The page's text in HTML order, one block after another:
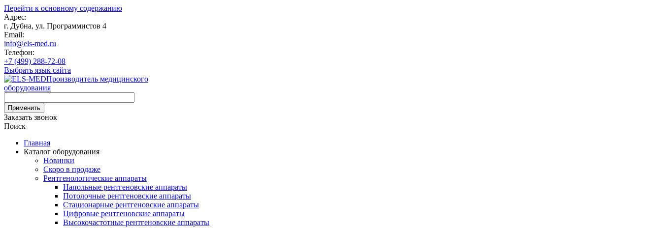
Перейти к основному содержанию
Адрес:
г. Дубна, ул. Программистов 4
Email:
info@els-med.ru
Телефон:
+7 (499) 288-72-08
Выбрать язык сайта
Производитель медицинского
оборудования
Заказать звонок
Поиск
Главная
Каталог оборудования
Новинки
Скоро в продаже
Рентгенологические аппараты
Напольные рентгеновские аппараты
Потолочные рентгеновские аппараты
Стационарные рентгеновские аппараты
Цифровые рентгеновские аппараты
Высокочастотные рентгеновские аппараты